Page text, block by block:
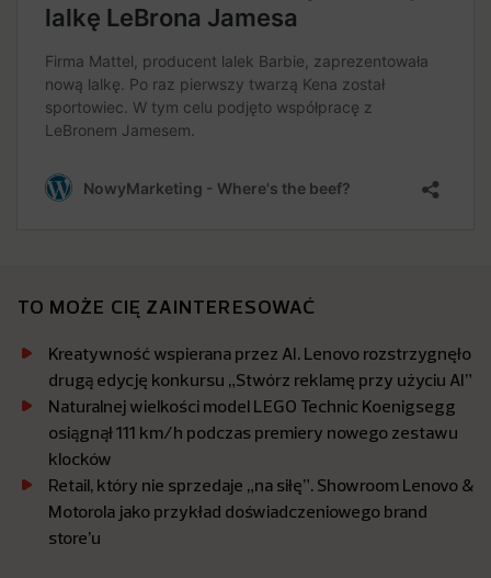
TO MOŻE CIĘ ZAINTERESOWAĆ
Kreatywność wspierana przez AI. Lenovo rozstrzygnęło
drugą edycję konkursu „Stwórz reklamę przy użyciu AI”
Naturalnej wielkości model LEGO Technic Koenigsegg
osiągnął 111 km/h podczas premiery nowego zestawu
klocków
Retail, który nie sprzedaje „na siłę”. Showroom Lenovo &
Motorola jako przykład doświadczeniowego brand
store’u